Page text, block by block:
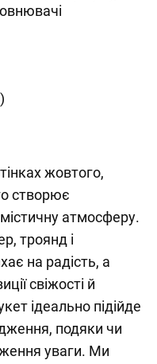
жовтого,
створює
атмосферу.
троянд і
на радість, а
свіжості й
ідеально підійде
подяки чи
уваги. Ми